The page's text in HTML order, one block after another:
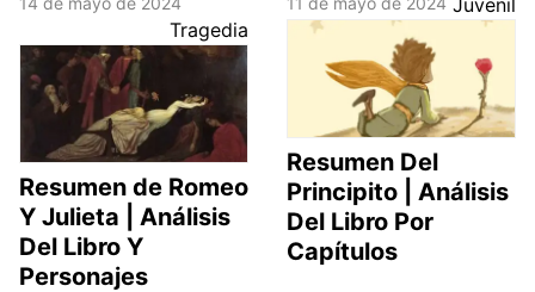
Tragedia
Resumen de Romeo
Y Julieta | Análisis
Del Libro Y
Personajes
Juvenil
Resumen Del
Principito | Análisis
Del Libro Por
Capítulos